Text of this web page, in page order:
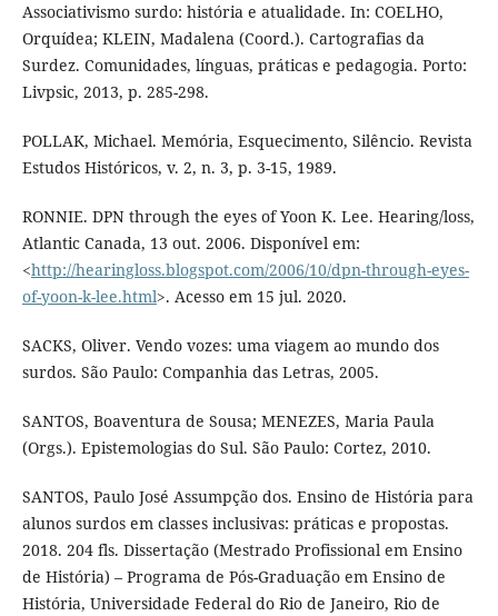
Associativismo surdo: história e atualidade. In: COELHO,
Orquídea; KLEIN, Madalena (Coord.). Cartografias da
Surdez. Comunidades, línguas, práticas e pedagogia. Porto:
Livpsic, 2013, p. 285-298.
POLLAK, Michael. Memória, Esquecimento, Silêncio. Revista
Estudos Históricos, v. 2, n. 3, p. 3-15, 1989.
RONNIE. DPN through the eyes of Yoon K. Lee. Hearing/loss,
Atlantic Canada, 13 out. 2006. Disponível em:
<http://hearingloss.blogspot.com/2006/10/dpn-through-eyes-
of-yoon-k-lee.html>. Acesso em 15 jul. 2020.
SACKS, Oliver. Vendo vozes: uma viagem ao mundo dos
surdos. São Paulo: Companhia das Letras, 2005.
SANTOS, Boaventura de Sousa; MENEZES, Maria Paula
(Orgs.). Epistemologias do Sul. São Paulo: Cortez, 2010.
SANTOS, Paulo José Assumpção dos. Ensino de História para
alunos surdos em classes inclusivas: práticas e propostas.
2018. 204 fls. Dissertação (Mestrado Profissional em Ensino
de História) – Programa de Pós-Graduação em Ensino de
História, Universidade Federal do Rio de Janeiro, Rio de